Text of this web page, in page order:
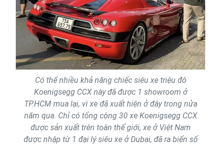
Có thể nhiều khả năng chiếc siêu xe triệu đô
Koenigsegg CCX này đã được 1 showroom ở
TP.HCM mua lại, vì xe đã xuất hiện ở đây trong nửa
năm qua. Chỉ có tổng cộng 30 xe Koenigsegg CCX
được sản xuất trên toàn thế giới, xe ở Việt Nam
được nhập từ 1 đại lý siêu xe ở Dubai, đã ra biển số